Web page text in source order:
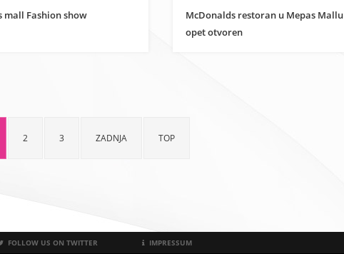
mall Fashion show
McDonalds restoran u Mepas Mallu
opet otvoren
2 3 ZADNJA TOP
FOLLOW US ON TWITTER IMPRESSUM